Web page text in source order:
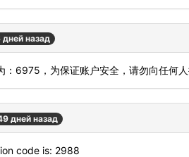
дней назад
：6975，为保证账户安全，请勿向任何人
дней назад
code is: 2988